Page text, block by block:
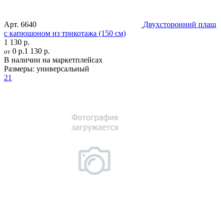
Арт. 6640
Двухсторонний плащ
c капюшоном из трикотажа (150 см)
1 130 р.
от 0 р.1 130 р.
В наличии на маркетплейсах
Размеры: универсальный
21